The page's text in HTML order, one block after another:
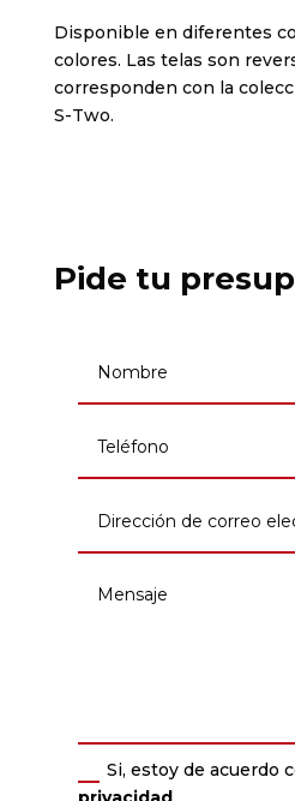
Disponible en diferentes
colores. Las telas son
corresponden con la
S-Two.
Pide tu
Si, estoy de acuerdo